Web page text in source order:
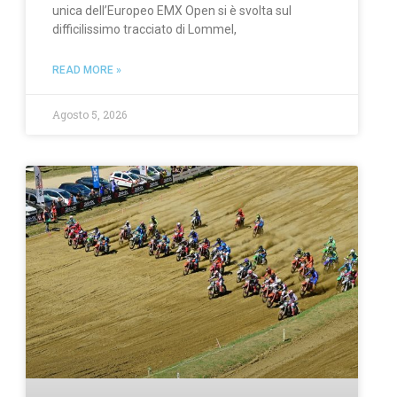
unica dell’Europeo EMX Open si è svolta sul
difficilissimo tracciato di Lommel,
READ MORE »
Agosto 5, 2026